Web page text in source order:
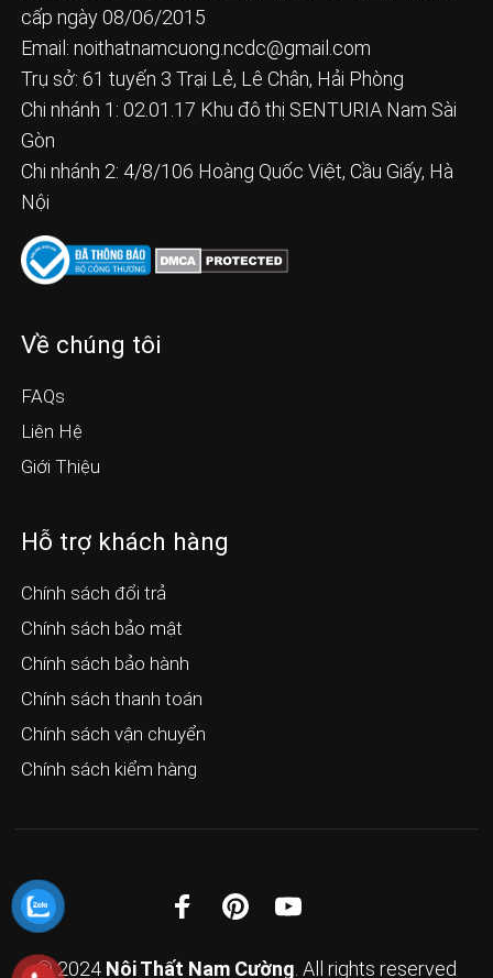
cấp ngày 08/06/2015
Email: noithatnamcuong.ncdc@gmail.com
Trụ sở: 61 tuyến 3 Trại Lẻ, Lê Chân, Hải Phòng
Chi nhánh 1: 02.01.17 Khu đô thị SENTURIA Nam Sài
Gòn
Chi nhánh 2: 4/8/106 Hoàng Quốc Việt, Cầu Giấy, Hà
Nội
Về chúng tôi
FAQs
Liên Hệ
Giới Thiệu
Hỗ trợ khách hàng
Chính sách đổi trả
Chính sách bảo mật
Chính sách bảo hành
Chính sách thanh toán
Chính sách vận chuyển
Chính sách kiểm hàng
© 2024 Nội Thất Nam Cường. All rights reserved